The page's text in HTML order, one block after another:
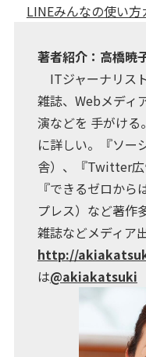
LINEみんなの使い方
著者紹介：高橋暁
ITジャーナリス
雑誌、Webメディ
演などを 手がける
に詳しい。『ソー
舎）、『Twitter広
『できるゼロか
プレス）など著作
雑誌などメディア
http://
は@akiakatsuki